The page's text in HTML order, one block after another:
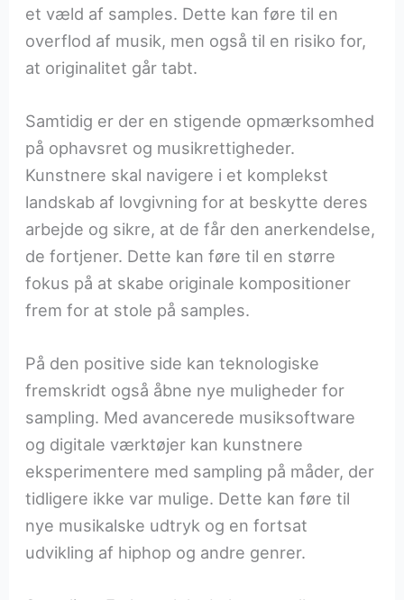
et væld af samples. Dette kan føre til en
overflod af musik, men også til en risiko for,
at originalitet går tabt.
Samtidig er der en stigende opmærksomhed
på ophavsret og musikrettigheder.
Kunstnere skal navigere i et komplekst
landskab af lovgivning for at beskytte deres
arbejde og sikre, at de får den anerkendelse,
de fortjener. Dette kan føre til en større
fokus på at skabe originale kompositioner
frem for at stole på samples.
På den positive side kan teknologiske
fremskridt også åbne nye muligheder for
sampling. Med avancerede musiksoftware
og digitale værktøjer kan kunstnere
eksperimentere med sampling på måder, der
tidligere ikke var mulige. Dette kan føre til
nye musikalske udtryk og en fortsat
udvikling af hiphop og andre genrer.